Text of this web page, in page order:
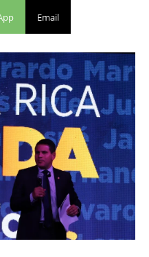
Email